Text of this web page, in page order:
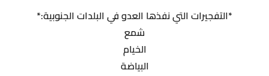
*التفجيرات التي نفذها العدو في البلدات الجنوبية:*
شمع
الخيام
البياضة